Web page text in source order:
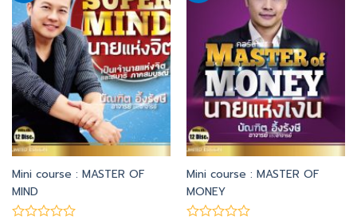
wishlist
Mini course : MASTER OF
MIND
Mini course : MASTER OF
MONEY